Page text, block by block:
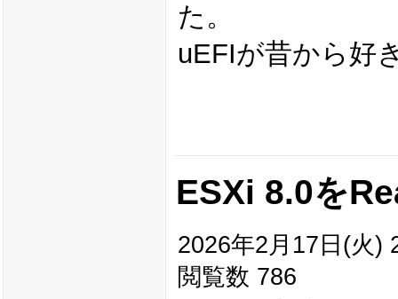
た。
uEFIが昔から好
ESXi 8.0を
2026年2月17日(火)
閲覧数 786